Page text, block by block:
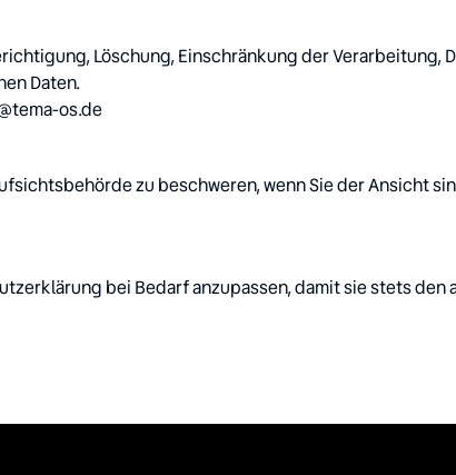
Löschung, Einschränkung der
Daten.
os.de
zu beschweren, wenn Sie der Ansicht
bei Bedarf anzupassen, damit sie stets